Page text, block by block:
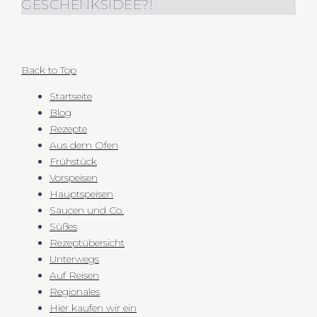
GESCHENKSIDEE?!
Back to Top
Startseite
Blog
Rezepte
Aus dem Ofen
Frühstück
Vorspeisen
Hauptspeisen
Saucen und Co.
Süßes
Rezeptübersicht
Unterwegs
Auf Reisen
Regionales
Hier kaufen wir ein